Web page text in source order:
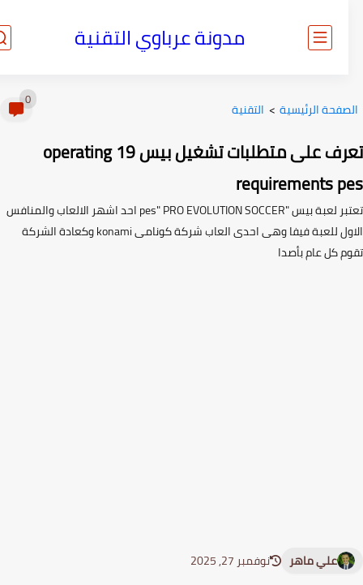
مدونة عرباوي التقنية
الرئيسية> التقنية
تعرف على متطلبات تشغيل بيس 19 operating
requirements
تعتبر لعبة بيس "pes" PRO EVOLUTION SOCCER احد اشهر الالعاب والمنافس
الاول للعبة فيفا وهى احدى العاب شركة كونامى konami وكعادة الشركة
كل عام بأصدا
علي ماهر نوفمبر 27, 2025